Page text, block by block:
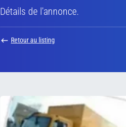
Détails de l'annonce.
Retour au listing